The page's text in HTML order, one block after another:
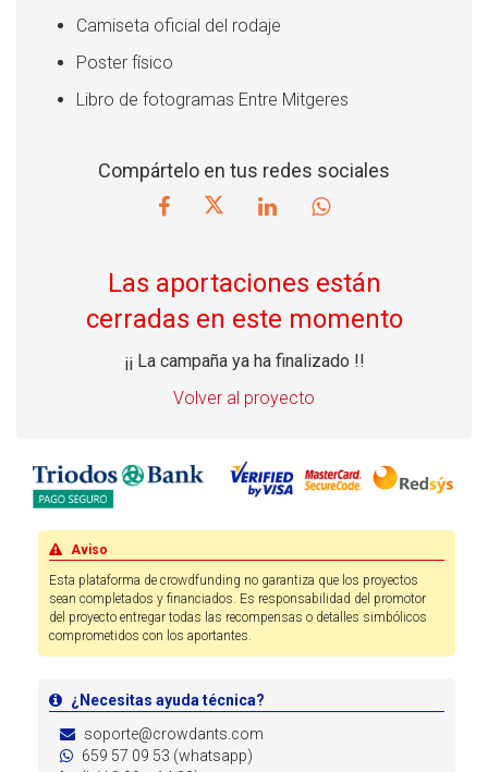
Camiseta oficial del rodaje
Poster físico
Libro de fotogramas Entre Mitgeres
Compártelo en tus redes sociales
Las aportaciones están
cerradas en este momento
¡¡ La campaña ya ha finalizado !!
Volver al proyecto
Aviso
Esta plataforma de crowdfunding no garantiza que los proyectos
sean completados y financiados. Es responsabilidad del promotor
del proyecto entregar todas las recompensas o detalles simbólicos
comprometidos con los aportantes.
¿Necesitas ayuda técnica?
soporte@crowdants.com
659 57 09 53 (whatsapp)